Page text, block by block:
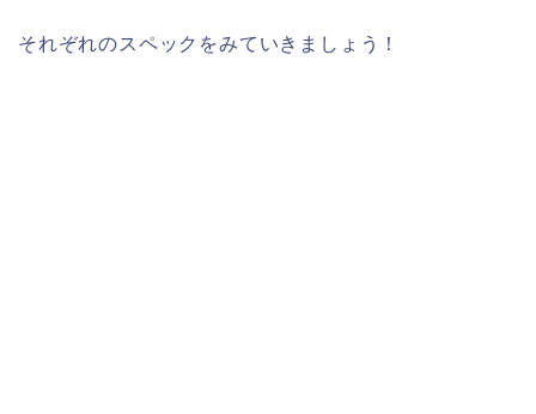
それぞれのスペックをみていきましょう！